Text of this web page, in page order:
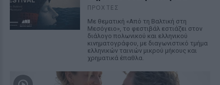
ΠΡΟΧΤΈΣ
Με θεματική «Από τη Βαλτική στη
Μεσόγειο», το φεστιβάλ εστιάζει στον
διάλογο πολωνικού και ελληνικού
κινηματογράφου, με διαγωνιστικό τμήμα
ελληνικών ταινιών μικρού μήκους και
χρηματικά έπαθλα.